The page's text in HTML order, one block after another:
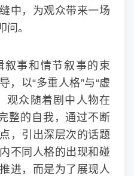
中，为观众带来一场
。
叙事和情节叙事的束
，以“多重人格”与“虚
观众随着剧中人物在
整的自我，通过不断
，引出深层次的话题
不同人格的出现和碰
进，而是为了展现人